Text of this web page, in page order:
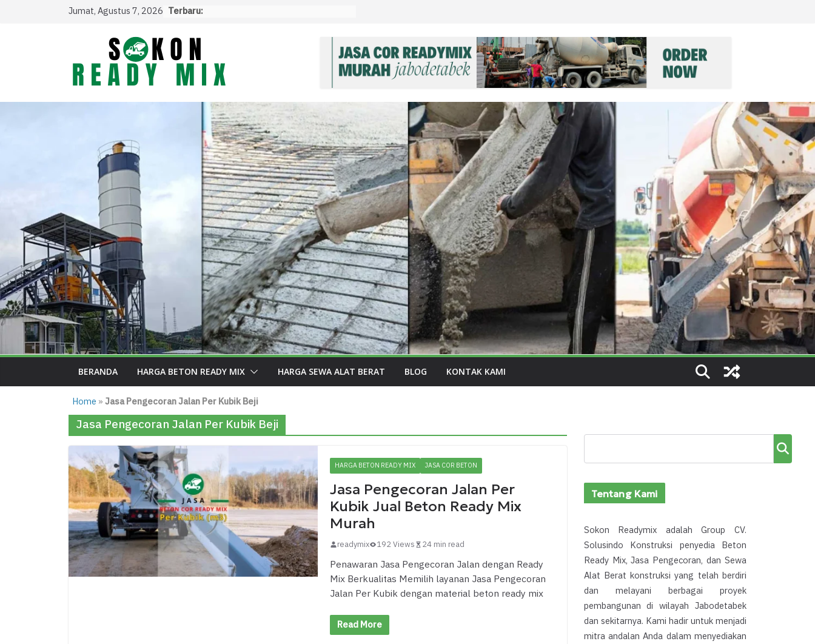
Jumat, Agustus 7, 2026 Terbaru:
BERANDA HARGA BETON READY MIX HARGA SEWA ALAT BERAT BLOG KONTAK KAMI
Home »Jasa Pengecoran Jalan Per Kubik Beji
Jasa Pengecoran Jalan Per Kubik Beji
HARGA BETON READY MIX JASA COR BETON
Jasa Pengecoran Jalan Per
Kubik Jual Beton Ready Mix
Murah
readymix 192 Views 24 min read
Penawaran Jasa Pengecoran Jalan dengan Ready
Mix Berkualitas Memilih layanan Jasa Pengecoran
Jalan Per Kubik dengan material beton ready mix
Read More
Cari
Tentang Kami
Sokon Readymix adalah Group CV.
Solusindo Konstruksi penyedia Beton
Ready Mix, Jasa Pengecoran, dan Sewa
Alat Berat konstruksi yang telah berdiri
dan melayani berbagai proyek
pembangunan di wilayah Jabodetabek
dan sekitarnya. Kami hadir untuk menjadi
mitra andalan Anda dalam menyediakan